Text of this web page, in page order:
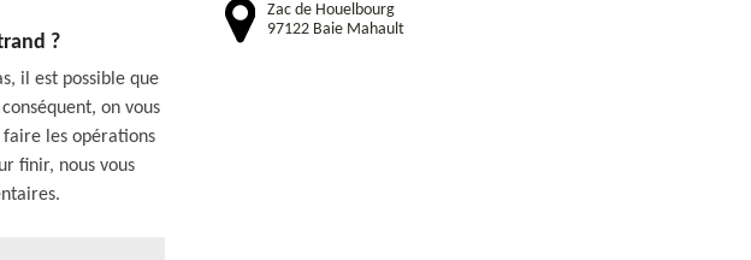
?
il est possible que
on vous
faire les opérations
finir, nous vous
Zac de Houelbourg
97122 Baie Mahault